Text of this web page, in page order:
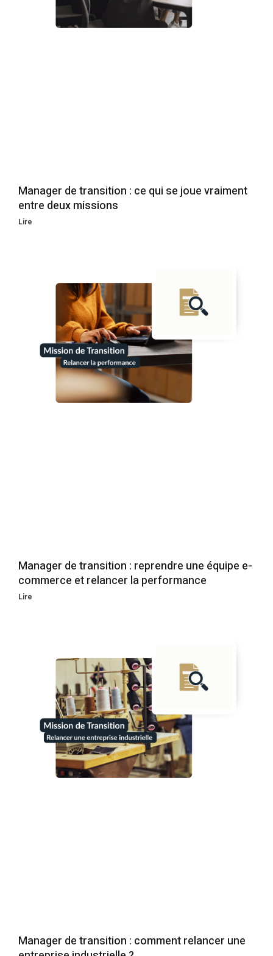
Manager de transition : ce qui se joue vraiment
entre deux missions
Lire
Manager de transition : reprendre une équipe e-
commerce et relancer la performance
Lire
Manager de transition : comment relancer une